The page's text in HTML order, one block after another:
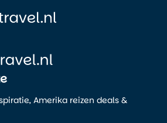
Amerika reizen deals &